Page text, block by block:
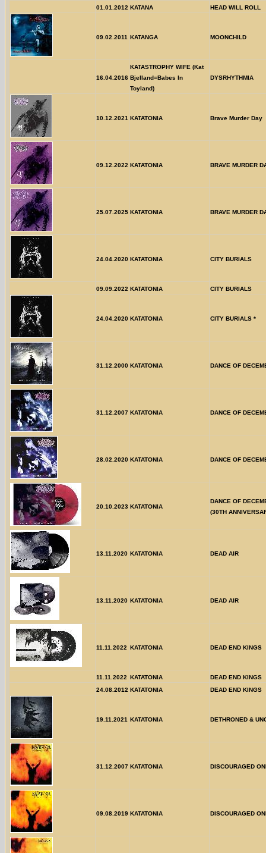
01.01.2012 KATANA HEAD WILL ROLL
09.02.2011 KATANGA MOONCHILD
16.04.2016
KATASTROPHY WIFE (Kat
Bjelland=Babes In
Toyland)
DYSRHYTHMIA
10.12.2021 KATATONIA Brave Murder Day
09.12.2022 KATATONIA BRAVE MURDER
25.07.2025 KATATONIA BRAVE MURDER
24.04.2020 KATATONIA CITY BURIALS
09.09.2022 KATATONIA CITY BURIALS
24.04.2020 KATATONIA CITY BURIALS *
31.12.2000 KATATONIA DANCE OF
31.12.2007 KATATONIA DANCE OF
28.02.2020 KATATONIA DANCE OF
20.10.2023 KATATONIA
DANCE OF
(30TH
13.11.2020 KATATONIA DEAD AIR
13.11.2020 KATATONIA DEAD AIR
11.11.2022 KATATONIA DEAD END KINGS
11.11.2022 KATATONIA
DEAD END KINGS
24.08.2012 KATATONIA DEAD END KINGS
19.11.2021 KATATONIA DETHRONED &
31.12.2007 KATATONIA DISCOURAGED
09.08.2019 KATATONIA DISCOURAGED